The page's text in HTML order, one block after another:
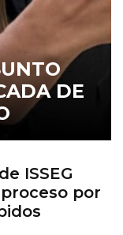
DE
ISSEG
por